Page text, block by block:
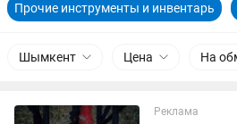
Прочие инструменты и инвентарь
Шымкент Цена На
Реклама